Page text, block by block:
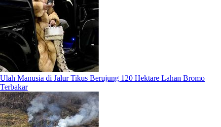
Ulah Manusia di Jalur Tikus Berujung 120 Hektare Lahan Bromo
Terbakar